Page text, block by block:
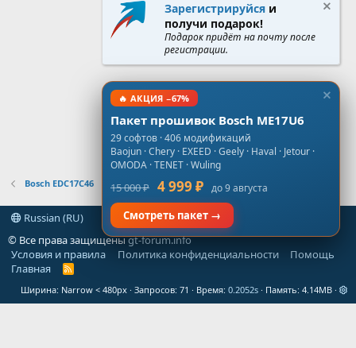
Bosch EDC17C46
Russian (RU)
© Все права защищеныgt-forum.info
Условия и правила
Политика конфиденциальности
Помощь
Главная
R
S
Ширина Запросов 71 Время 0.2052s Память 4.14MB
Зарегистрируйся и
получи подарок!
Подарок придёт на почту после
регистрации.
🔥 АКЦИЯ −67%
Пакет прошивок Bosch ME17U6
29 софтов · 406 модификаций
Baojun · Chery · EXEED · Geely · Haval · Jetour ·
OMODA · TENET · Wuling
15 000 ₽ 4 999 ₽ до 9 августа
Смотреть пакет →